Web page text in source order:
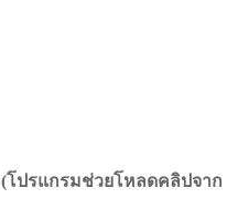
(โปรแกรมช่วยโหลดคลิปจาก